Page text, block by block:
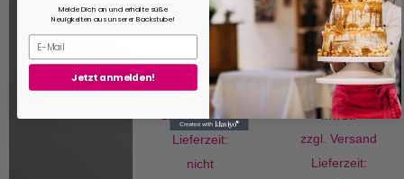
Enthält 19%
MwSt.
Versand
Lieferzeit:
nicht
8,00€–
17,00€
Enthält 19%
MwSt.
zzgl.Versand
Lieferzeit:
Melde Dich an und erhalte süße
Neuigkeiten aus unserer Backstube!
Jetzt anmelden!